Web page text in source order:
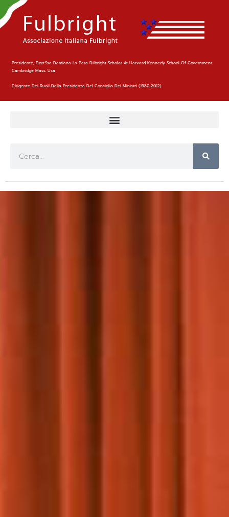
Presidente, Dott.ssa Damiana La Pera Fulbright Scholar At Harvard Kennedy School Of Government.
Cambridge Mass. Usa
Dirigente Dei Ruoli Della Presidenza Del Consiglio Dei Ministri (1980-2012)